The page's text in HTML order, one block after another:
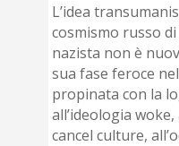
L’idea
cosmismo russo
nazista non è
sua fase feroce
propinata con la
all’ideologia
cancel culture,